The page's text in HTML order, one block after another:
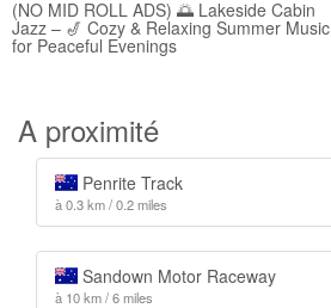
(NO MID ROLL ADS) 🌅 Lakeside Cabin
Jazz – 🎷 Cozy & Relaxing Summer Music
for Peaceful Evenings
A proximité
Penrite Track
à 0.3 km / 0.2 miles
Sandown Motor Raceway
à 10 km / 6 miles